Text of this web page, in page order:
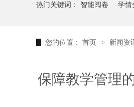
热门关键词： 智能阅卷 学情
您的位置： 首页 > 新闻资
保障教学管理